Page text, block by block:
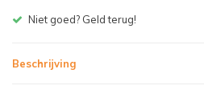
Gratis bezorgen v.a. € 150,- (NL)
Beschrijving